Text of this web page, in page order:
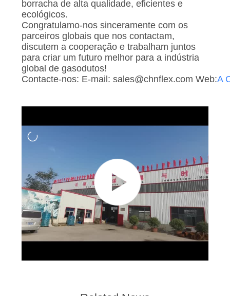
borracha de alta qualidade, eficientes e
ecológicos.
Congratulamo-nos sinceramente com os
parceiros globais que nos contactam,
discutem a cooperação e trabalham juntos
para criar um futuro melhor para a indústria
global de gasodutos!
Contacte-nos: E-mail: sales@chnflex.com Web:A